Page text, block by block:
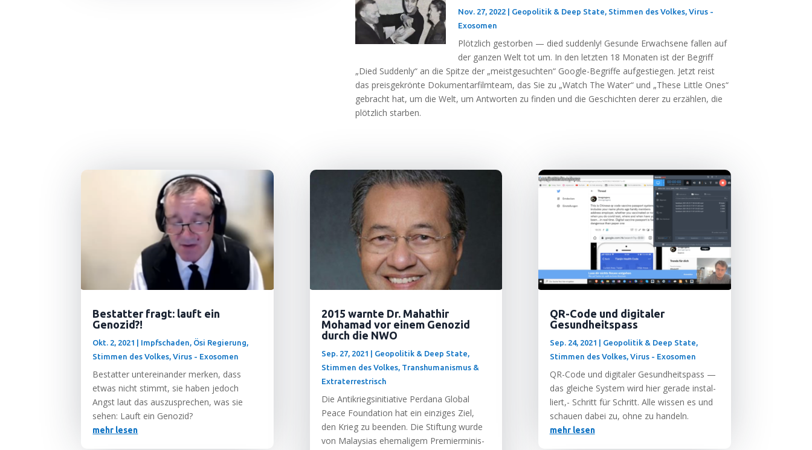
Nov. 27, 2022 | Geopolitik & Deep State Stimmen des Volkes ,Virus -
Exosomen
Plötz­lich gestor­ben — died sud­den­ly! Gesun­de Erwach­se­ne fal­len auf
der gan­zen Welt tot um. In den letz­ten 18 Mona­ten ist der Begriff
„Died Sud­den­ly“ an die Spit­ze der „meist­ge­such­ten“ Goog­le-Begrif­fe auf­ge­stie­gen. Jetzt reist
das preis­ge­krön­te Doku­men­tar­film­team, das Sie zu „Watch The Water“ und „The­se Litt­le Ones“
gebracht hat, um die Welt, um Ant­wor­ten zu fin­den und die Geschich­ten derer zu erzäh­len, die
plötz­lich starben.
Bestatter fragt: lauft ein
Genozid?!
Okt. 2, 2021 Impfschaden, Ösi Regierung,
Stimmen des Volkes,Virus - Exosomen
Bestat­ter unter­ein­an­der mer­ken, dass
etwas nicht stimmt, sie haben jedoch
Angst laut das aus­zu­spre­chen, was sie
sehen: Lauft ein Genozid?
mehr lesen
2015 warnte Dr. Mahathir
Mohamad vor einem Genozid
durch die NWO
Sep. 27, 2021 Geopolitik & Deep State,
Stimmen des Volkes, Transhumanismus &
Extraterrestrisch
Die Anti­kriegs­in­itia­ti­ve Per­da­na Glo­bal
Peace Foun­da­ti­on hat ein ein­zi­ges Ziel,
den Krieg zu been­den. Die Stif­tung wur­de
von Malay­si­as ehe­ma­li­gem Pre­mier­mi­nis­
QR-Code und digitaler
Gesundheitspass
Sep. 24, 2021 Geopolitik & Deep State,
Stimmen des Volkes, Virus - Exosomen
QR-Code und digi­ta­ler Gesund­heits­pass —
das glei­che Sys­tem wird hier gera­de instal­
liert,- Schritt für Schritt. Alle wis­sen es und
schau­en dabei zu, ohne zu handeln.
mehr lesen